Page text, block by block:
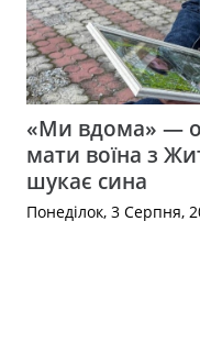
«Ми вдома» —
мати воїна з
шукає сина
Понеділок, 3 Серпня,